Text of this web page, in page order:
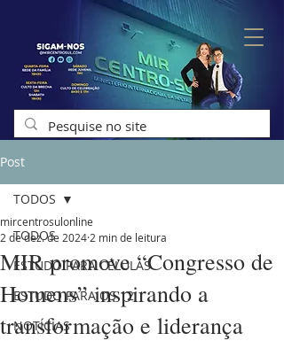
Post
TODOS
ESTUDO PARA CÉLULAS
ESTUDO PARA OS 12
NOTÍCIAS
TODOS
MIR promove “Congresso de
Homens” inspirando a
transformação e liderança
mircentrosulonline
2 de dez. de 2024 2 min de leitura